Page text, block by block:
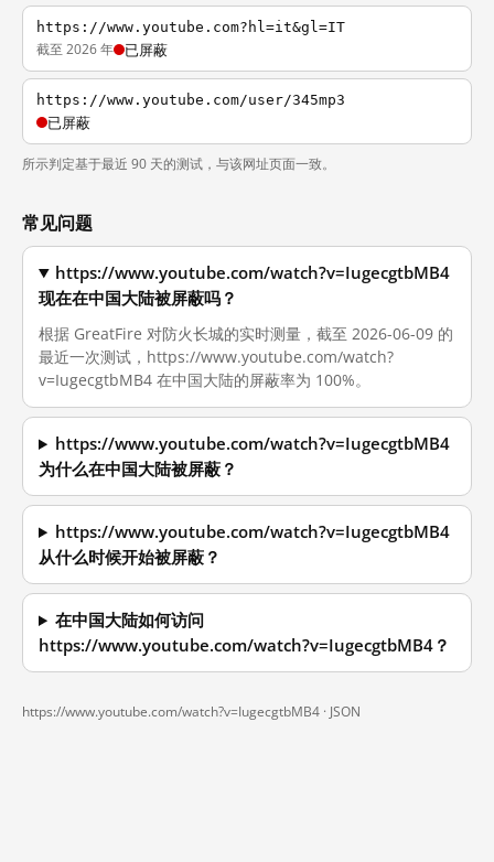
https://www.youtube.com?hl=it&gl=IT
截至 2026 年 已屏蔽
https://www.youtube.com/user/345mp3
已屏蔽
所示判定基于最近 90 天的测试，与该网址页面一致。
常见问题
https://www.youtube.com/watch?v=IugecgtbMB4
现在在中国大陆被屏蔽吗？
根据 GreatFire 对防火长城的实时测量，截至 2026-06-09 的
最近一次测试，https://www.youtube.com/watch?
v=IugecgtbMB4 在中国大陆的屏蔽率为 100%。
https://www.youtube.com/watch?v=IugecgtbMB4
为什么在中国大陆被屏蔽？
https://www.youtube.com/watch?v=IugecgtbMB4
从什么时候开始被屏蔽？
在中国大陆如何访问
https://www.youtube.com/watch?v=IugecgtbMB4？
https://www.youtube.com/watch?v=IugecgtbMB4 · JSON